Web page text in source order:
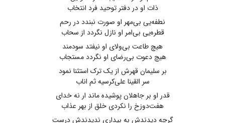
ذات او در دفتر توحید فرد انتخاب
نطفه‌یی بی‌مهر او صورت نبندد در رحم
قطره‌یی بی‌امر او نازل نگردد از سحاب
هیچ طاعت بی‌ولای او نیفتد سودمند
هیچ دعوت بی‌رضای او نگردد مستجاب
بر سلیمان قهرش از یک ترک استثنا نمود
سر القینا علی‌کرسیه ثم اناب‌
قدر او بر جاهلان پوشیده ماند ار نه خدای
هفت‌دوزخ را نکردی خلق از بهر عذاب
گرچه دیدندش به بیداری ندیدندش درست